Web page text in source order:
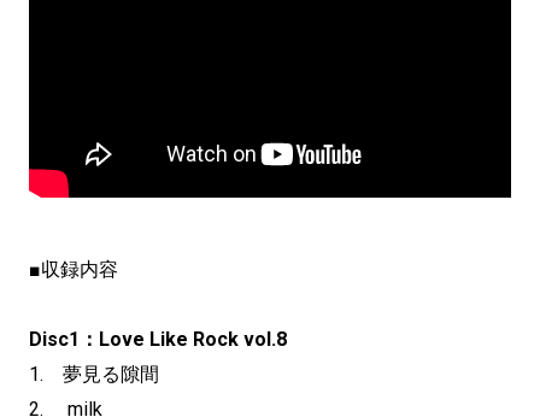
■収録内容
Disc1：Love Like Rock vol.8
1. 夢見る隙間
2. milk